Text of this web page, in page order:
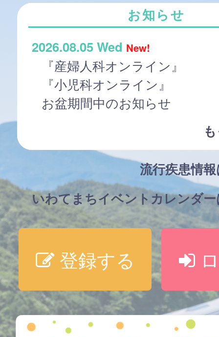
お知らせ
2026.08.05 Wed New!
『産婦人科オンライン』
『小児科オンライン』
お盆期間中のお知らせ
流行疾患情
いわてまちイベントカレンダ
登録する